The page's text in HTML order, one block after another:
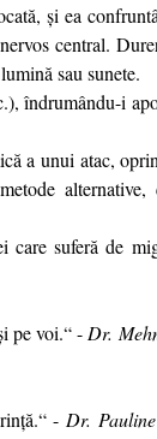
și ea
central.
sau sunete.
îndrumându-i
a unui atac,
suferă de
pe voi.“ - Dr.
- Dr.